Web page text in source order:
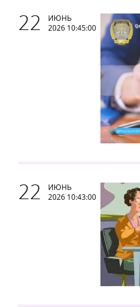
22
ИЮНЬ
2026 10:45:00
22
ИЮНЬ
2026 10:43:00